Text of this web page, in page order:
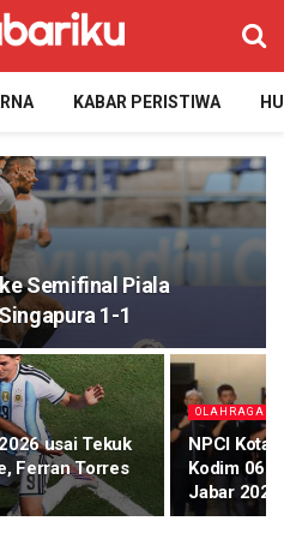
KABAR PERISTIWA
Semifinal Piala
1-1
usai Tekuk
Ferran Torres
OLAHRAGA
NPCI Kota
Kodim
Jabar 2026